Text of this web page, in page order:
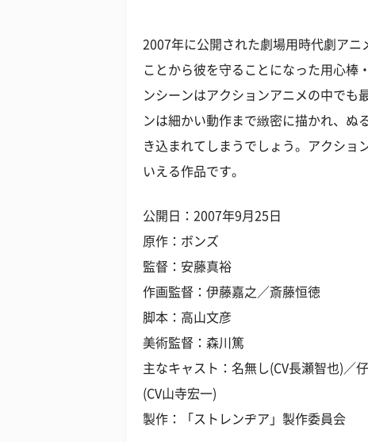
2007年に公開された劇場用時代劇ア
ことから彼を守ることになった用心棒
ンシーンはアクションアニメの中でも
ンは細かい動作まで緻密に描かれ、ぬ
き込まれてしまうでしょう。アクショ
いえる作品です。
公開日：2007年9月25日
原作：ボンズ
監督：安藤真裕
作画監督：伊藤嘉之／斎藤恒徳
脚本：高山文彦
美術監督：森川篤
主なキャスト：名無し(CV長瀬智也)／
(CV山寺宏一)
製作：「ストレンヂア」製作委員会